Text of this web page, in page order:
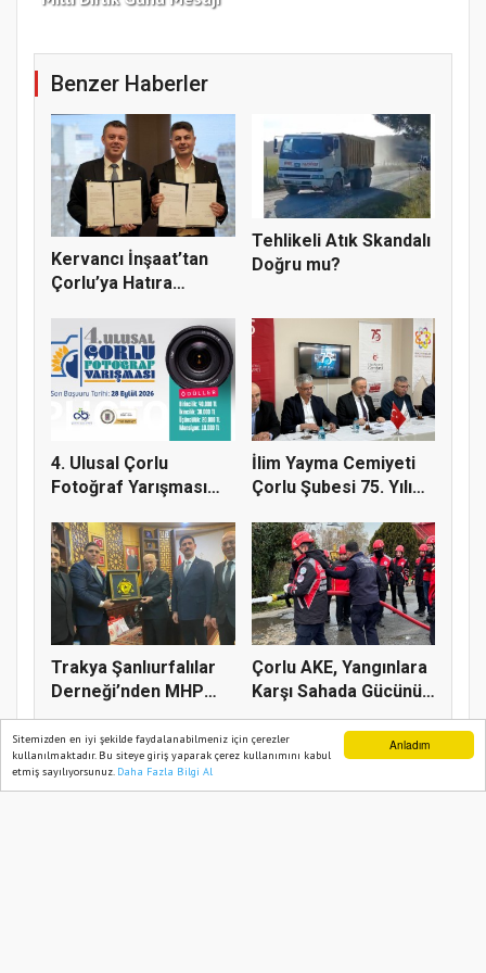
Anladım
Sitemizden en iyi şekilde faydalanabilmeniz için çerezler
kullanılmaktadır. Bu siteye giriş yaparak çerez kullanımını kabul
etmiş sayılıyorsunuz. Daha Fazla Bilgi Al
Benzer Haberler
Kervancı İnşaat’tan
Çorlu’ya Hatıra
Tehlikeli Atık Skandalı
Doğru mu?
4. Ulusal Çorlu
Fotoğraf Yarışması
İlim Yayma Cemiyeti
Çorlu Şubesi 75. Yılı
Trakya Şanlıurfalılar
Derneği’nden MHP
Genel...
Çorlu AKE, Yangınlara
Karşı Sahada Gücünü
Art...
Ana Sayfa Web TV